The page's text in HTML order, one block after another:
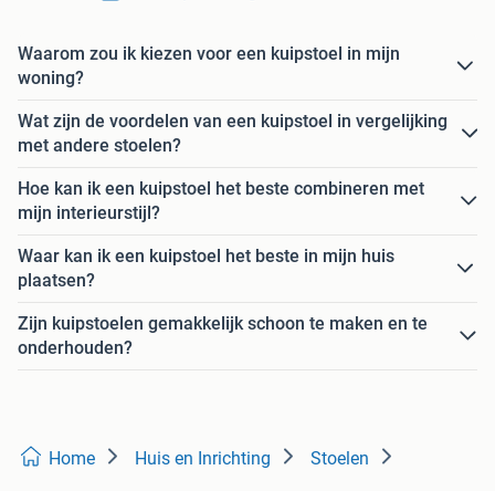
Waarom zou ik kiezen voor een kuipstoel in mijn
woning?
Wat zijn de voordelen van een kuipstoel in vergelijking
met andere stoelen?
Hoe kan ik een kuipstoel het beste combineren met
mijn interieurstijl?
Waar kan ik een kuipstoel het beste in mijn huis
plaatsen?
Zijn kuipstoelen gemakkelijk schoon te maken en te
onderhouden?
Home Huis en Inrichting Stoelen